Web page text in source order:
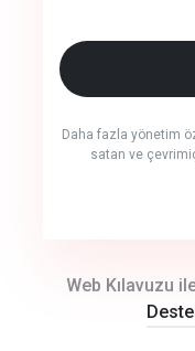
Daha fazla yönetim
satan ve
Web Kılavuzu